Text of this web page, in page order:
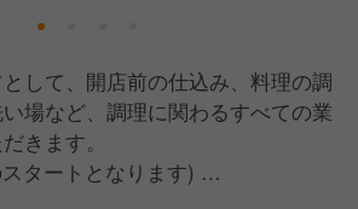
して、開店前の仕込み、料理の調
場など、調理に関わるすべての業
きます。
タートとなります)